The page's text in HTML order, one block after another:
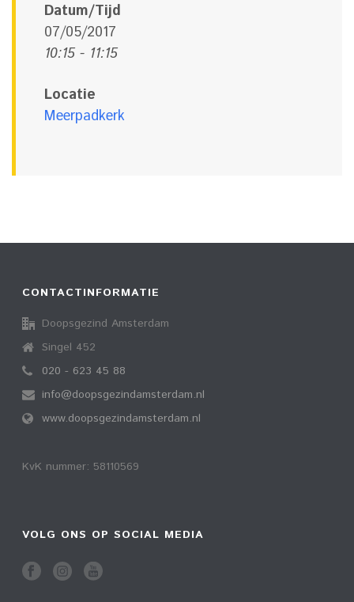
Datum/Tijd
07/05/2017
10:15 - 11:15
Locatie
Meerpadkerk
CONTACTINFORMATIE
Doopsgezind Amsterdam
Singel 452
020 - 623 45 88
info@doopsgezindamsterdam.nl
www.doopsgezindamsterdam.nl
KvK nummer: 58110569
VOLG ONS OP SOCIAL MEDIA